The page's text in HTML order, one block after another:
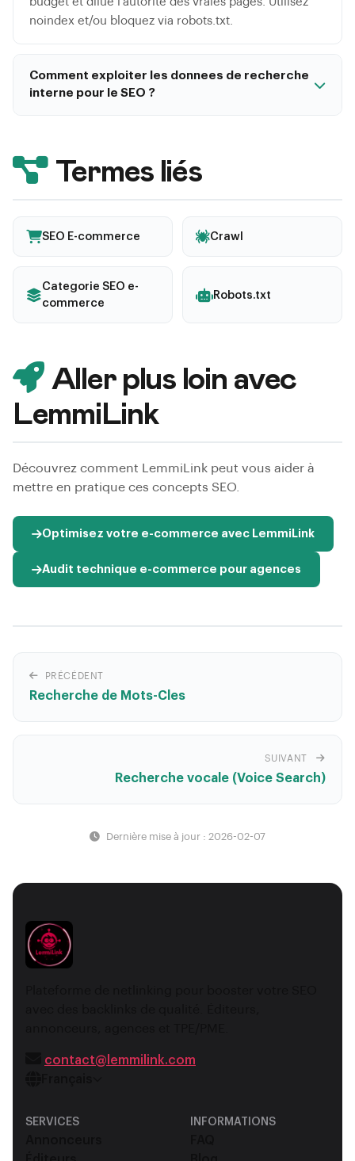
noindex et/ou bloquez via robots.txt.
Comment exploiter les donnees de recherche
interne pour le SEO ?
recherches pour identifier : les mots-cles a cibler
dans vos categories, les produits manquants dans
Termes liés
SEO E-commerce Crawl
Categorie SEO e-
commerce
Robots.txt
Aller plus loin avec
LemmiLink
Découvrez comment LemmiLink peut vous aider à
mettre en pratique ces concepts SEO.
Optimisez votre e-commerce avec LemmiLink
Audit technique e-commerce pour agences
PRÉCÉDENT
Recherche de Mots-Cles
SUIVANT
Recherche vocale (Voice Search)
Dernière mise à jour : 2026-02-07
contact@lemmilink.com
SERVICES INFORMATIONS